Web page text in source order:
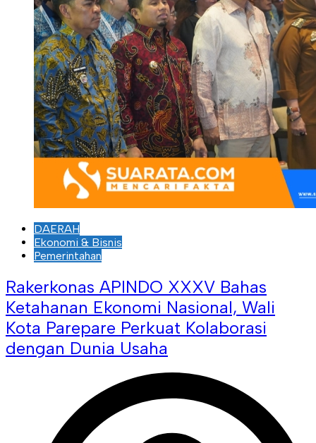
DAERAH
Ekonomi & Bisnis
Pemerintahan
Rakerkonas APINDO XXXV Bahas
Ketahanan Ekonomi Nasional, Wali
Kota Parepare Perkuat Kolaborasi
dengan Dunia Usaha